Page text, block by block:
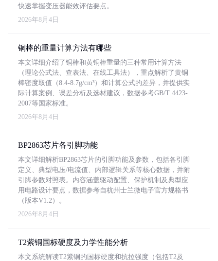
快速掌握变压器能效评估要点。
2026年8月4日
铜棒的重量计算方法有哪些
本文详细介绍了铜棒和黄铜棒重量的三种常用计算方法
（理论公式法、查表法、在线工具法），重点解析了黄铜
棒密度取值（8.4-8.7g/cm³）和计算公式的差异，并提供实
际计算案例、误差分析及选材建议，数据参考GB/T 4423-
2007等国家标准。
2026年8月4日
BP2863芯片各引脚功能
本文详细解析BP2863芯片的引脚功能及参数，包括各引脚
定义、典型电压/电流值、内部逻辑关系等核心数据，并附
引脚参数对照表。内容涵盖驱动配置、保护机制及典型应
用电路设计要点，数据参考自杭州士兰微电子官方规格书
（版本V1.2）。
2026年8月4日
T2紫铜国标硬度及力学性能分析
本文系统解读T2紫铜的国标硬度和抗拉强度（包括T2及